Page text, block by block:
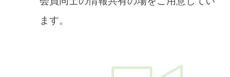
ます。